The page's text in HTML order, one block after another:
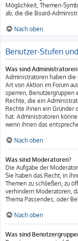
Möglichkeit, Themen-
ab, die die Board-
Nach oben
Benutzer-Stufen
Was sind
Administratoren haben die
Art von Aktion im Forum
sperren, Benutzergruppen
Rechte, die ein
Rechte ihnen ein Gründer
hat. Administratoren
wenn ihnen das
Nach oben
Was sind Moderatoren?
Die Aufgabe der
Sie haben das Recht, in
Themen zu schließen, zu
verhindern Moderatoren,
Thema Passendes, oder
Nach oben
Was sind